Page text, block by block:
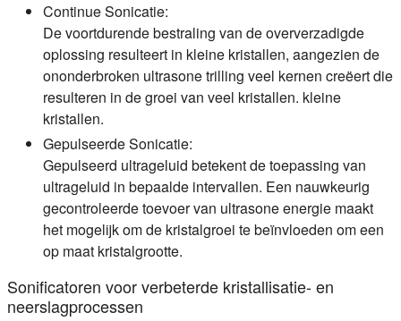
Continue Sonicatie:
De voortdurende bestraling van de oververzadigde
oplossing resulteert in kleine kristallen, aangezien de
ononderbroken ultrasone trilling veel kernen creëert die
resulteren in de groei van veel kristallen. kleine
kristallen.
Gepulseerde Sonicatie:
Gepulseerd ultrageluid betekent de toepassing van
ultrageluid in bepaalde intervallen. Een nauwkeurig
gecontroleerde toevoer van ultrasone energie maakt
het mogelijk om de kristalgroei te beïnvloeden om een
op maat kristalgrootte.
Sonificatoren voor verbeterde kristallisatie- en
neerslagprocessen